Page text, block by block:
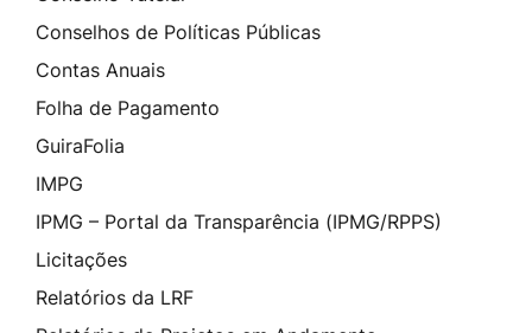
Conselhos de Políticas Públicas
Contas Anuais
Folha de Pagamento
GuiraFolia
IMPG
IPMG – Portal da Transparência (IPMG/RPPS)
Licitações
Relatórios da LRF